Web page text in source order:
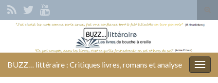
Search for:
BUZZ… littéraire : Critiques livres, romans et analyse